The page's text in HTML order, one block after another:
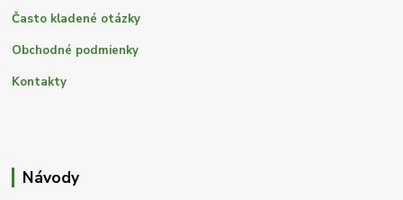
Často kladené otázky
Obchodné podmienky
Kontakty
Návody